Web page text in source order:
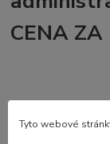
CENA ZA
Použité
Tyto webové